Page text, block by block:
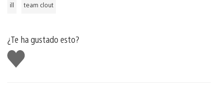
ill team clout
¿Te ha gustado esto?
Me
gusta
esto